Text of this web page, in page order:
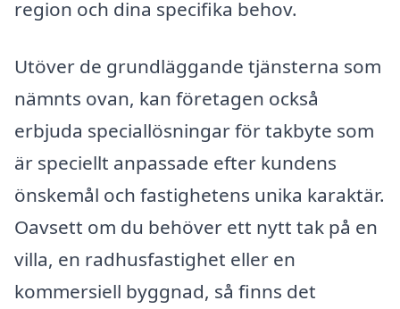
region och dina specifika behov.
Utöver de grundläggande tjänsterna som
nämnts ovan, kan företagen också
erbjuda speciallösningar för takbyte som
är speciellt anpassade efter kundens
önskemål och fastighetens unika karaktär.
Oavsett om du behöver ett nytt tak på en
villa, en radhusfastighet eller en
kommersiell byggnad, så finns det